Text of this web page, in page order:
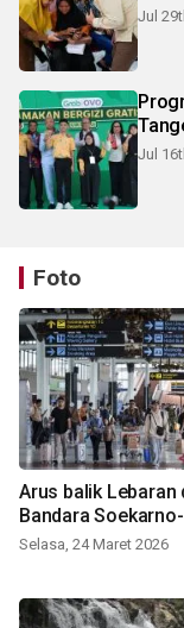
Jul
Jul
Foto
Arus balik Lebaran
Bandara
Selasa, 24 Maret 2026